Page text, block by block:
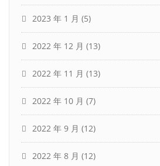
2023 年 1 月 (5)
2022 年 12 月 (13)
2022 年 11 月 (13)
2022 年 10 月 (7)
2022 年 9 月 (12)
2022 年 8 月 (12)